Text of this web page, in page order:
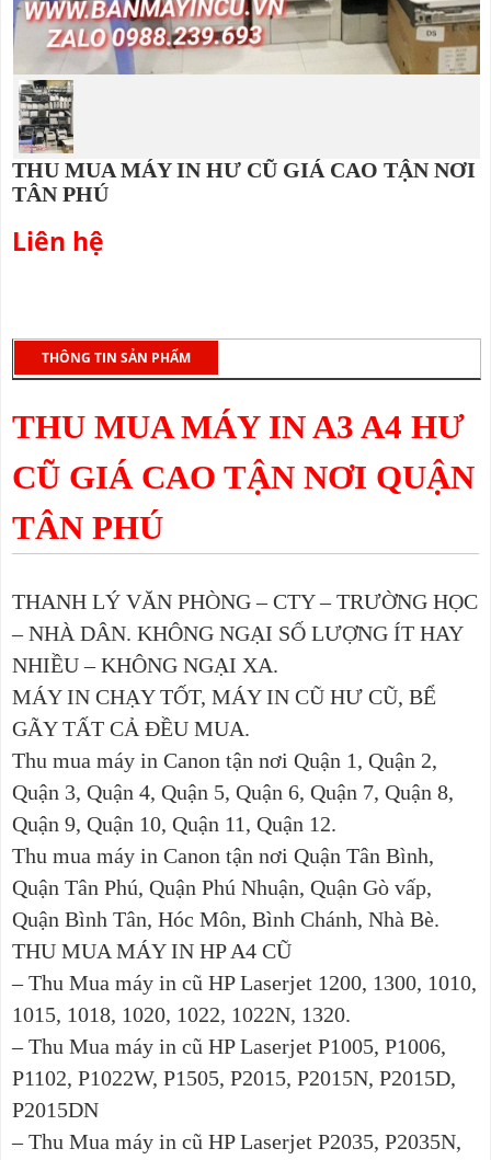
THU MUA MÁY IN HƯ CŨ GIÁ CAO TẬN NƠI
TÂN PHÚ
Liên hệ
THÔNG TIN SẢN PHẨM
THU MUA MÁY IN A3 A4 HƯ
CŨ GIÁ CAO TẬN NƠI QUẬN
TÂN PHÚ
THANH LÝ VĂN PHÒNG – CTY – TRƯỜNG HỌC
– NHÀ DÂN. KHÔNG NGẠI SỐ LƯỢNG ÍT HAY
NHIỀU – KHÔNG NGẠI XA.
MÁY IN CHẠY TỐT, MÁY IN CŨ HƯ CŨ, BỂ
GÃY TẤT CẢ ĐỀU MUA.
Thu mua máy in Canon tận nơi Quận 1, Quận 2,
Quận 3, Quận 4, Quận 5, Quận 6, Quận 7, Quận 8,
Quận 9, Quận 10, Quận 11, Quận 12.
Thu mua máy in Canon tận nơi Quận Tân Bình,
Quận Tân Phú, Quận Phú Nhuận, Quận Gò vấp,
Quận Bình Tân, Hóc Môn, Bình Chánh, Nhà Bè.
THU MUA MÁY IN HP A4 CŨ
– Thu Mua máy in cũ HP Laserjet 1200, 1300, 1010,
1015, 1018, 1020, 1022, 1022N, 1320.
– Thu Mua máy in cũ HP Laserjet P1005, P1006,
P1102, P1022W, P1505, P2015, P2015N, P2015D,
P2015DN
– Thu Mua máy in cũ HP Laserjet P2035, P2035N,